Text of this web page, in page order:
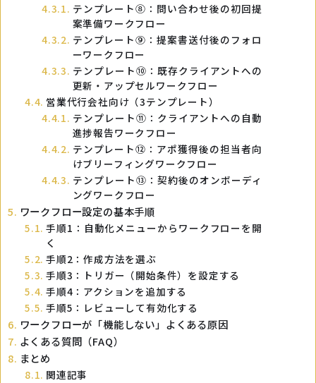
テンプレート⑧：問い合わせ後の初回提
案準備ワークフロー
テンプレート⑨：提案書送付後のフォロ
ーワークフロー
テンプレート⑩：既存クライアントへの
更新・アップセルワークフロー
営業代行会社向け（3テンプレート）
テンプレート⑪：クライアントへの自動
進捗報告ワークフロー
テンプレート⑫：アポ獲得後の担当者向
けブリーフィングワークフロー
テンプレート⑬：契約後のオンボーディ
ングワークフロー
ワークフロー設定の基本手順
手順1：自動化メニューからワークフローを開
く
手順2：作成方法を選ぶ
手順3：トリガー（開始条件）を設定する
手順4：アクションを追加する
手順5：レビューして有効化する
ワークフローが「機能しない」よくある原因
よくある質問（FAQ）
まとめ
関連記事